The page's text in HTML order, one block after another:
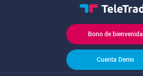
Bono de bienvenida
Cuenta Demo